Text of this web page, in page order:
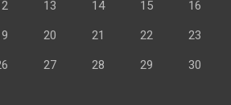
13 14 15 16
20 21 22 23
27 28 29 30